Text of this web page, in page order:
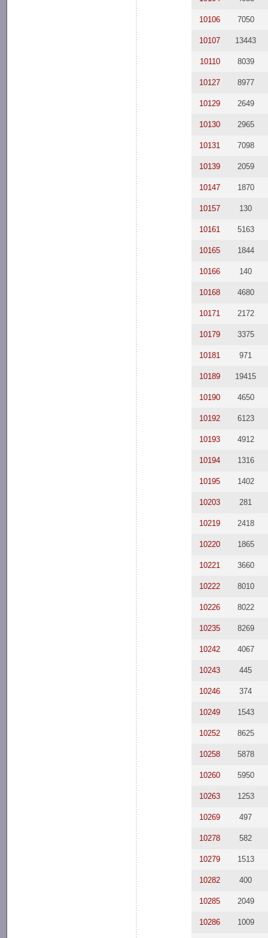
10106 7050
10107 13443
10110 8039
10127 8977
10129 2649
10130 2965
10131 7098
10139 2059
10147 1870
10157 130
10161 5163
10165 1844
10166 140
10168 4680
10171 2172
10179 3375
10181 971
10189 19415
10190 4650
10192 6123
10193 4912
10194 1316
10195 1402
10203 281
10219 2418
10220 1865
10221 3660
10222 8010
10226 8022
10235 8269
10242 4067
10243 445
10246 374
10249 1543
10252 8625
10258 5878
10260 5950
10263 1253
10269 497
10278 582
10279 1513
10282 400
10285 2049
10286 1009